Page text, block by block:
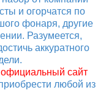
и огорчатся по
фонаря, другие
Разумеется,
аккуратного
официальный сайт
любой из